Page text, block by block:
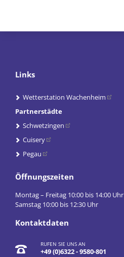
Links
Wetterstation Wachenheim
Partnerstädte
Schwetzingen
Cuisery
Pegau
Öffnungszeiten
Montag – Freitag 10:00 bis 14:00 Uhr
Samstag 10:00 bis 12:30 Uhr
Kontaktdaten
RUFEN SIE UNS AN
+49 (0)6322 - 9580-801